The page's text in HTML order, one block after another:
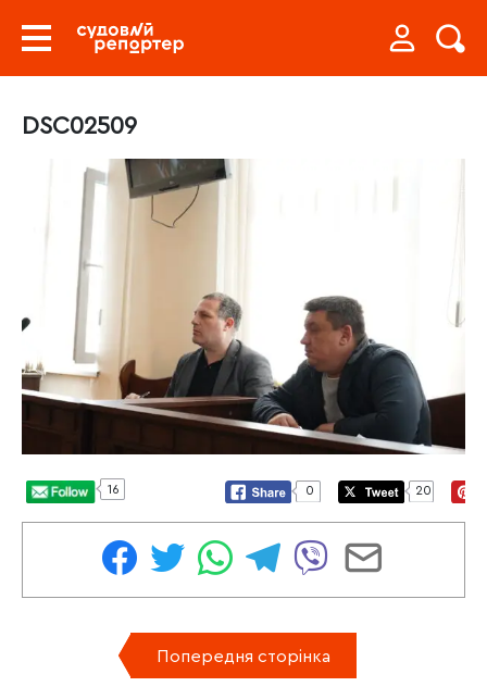
DSC02509
16 0 20
Попередня сторінка